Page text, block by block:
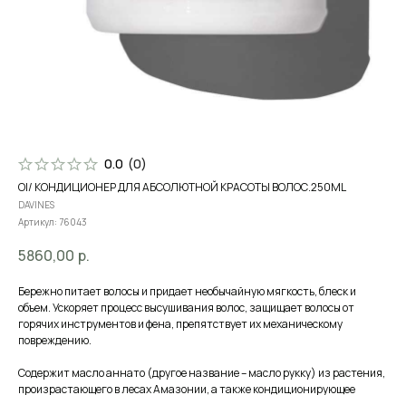
0.0 (0)
OI/ КОНДИЦИОНЕР ДЛЯ АБСОЛЮТНОЙ КРАСОТЫ ВОЛОС.250ML
DAVINES
Артикул: 76043
5860,00 р.
Бережно питает волосы и придает необычайную мягкость, блеск и
объем. Ускоряет процесс высушивания волос, защищает волосы от
горячих инструментов и фена, препятствует их механическому
повреждению.
Содержит масло аннато (другое название – масло рукку) из растения,
произрастающего в лесах Амазонии, а также кондиционирующее